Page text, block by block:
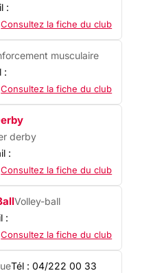
:
Consultez la fiche du club
musculaire
:
Consultez la fiche du club
derby
:
Consultez la fiche du club
Volley-ball
:
Consultez la fiche du club
Tél : 04/222 00 33